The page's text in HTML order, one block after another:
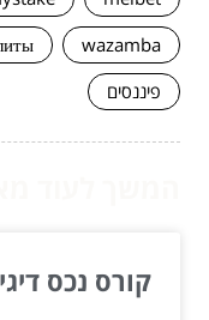
wazamba
פיננסים
קורס נכס